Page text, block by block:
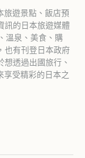
旅遊景點、飯店預
訊的日本旅遊媒體
溫泉、美食、購
也有刊登日本政府
透過出國旅行、
享受精彩的日本之